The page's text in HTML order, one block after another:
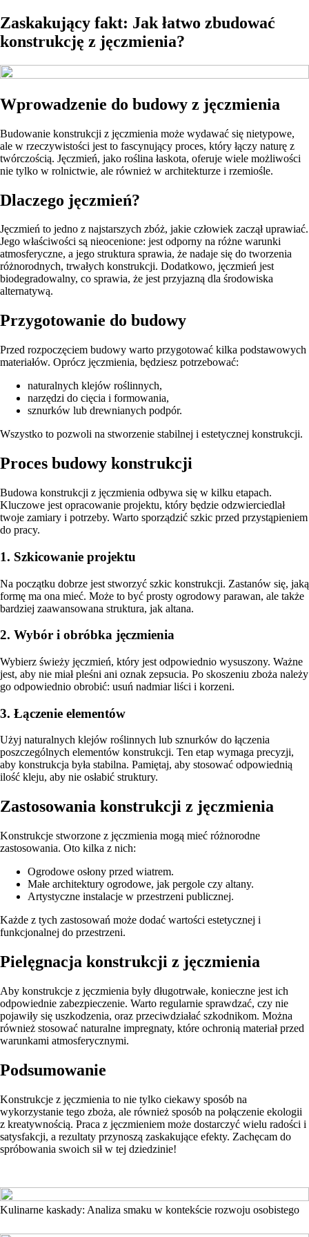
Zaskakujący fakt: Jak łatwo zbudować
konstrukcję z jęczmienia?
Wprowadzenie do budowy z jęczmienia
Budowanie konstrukcji z jęczmienia może wydawać się nietypowe,
ale w rzeczywistości jest to fascynujący proces, który łączy naturę z
twórczością. Jęczmień, jako roślina łaskota, oferuje wiele możliwości
nie tylko w rolnictwie, ale również w architekturze i rzemiośle.
Dlaczego jęczmień?
Jęczmień to jedno z najstarszych zbóż, jakie człowiek zaczął uprawiać.
Jego właściwości są nieocenione: jest odporny na różne warunki
atmosferyczne, a jego struktura sprawia, że nadaje się do tworzenia
różnorodnych, trwałych konstrukcji. Dodatkowo, jęczmień jest
biodegradowalny, co sprawia, że jest przyjazną dla środowiska
alternatywą.
Przygotowanie do budowy
Przed rozpoczęciem budowy warto przygotować kilka podstawowych
materiałów. Oprócz jęczmienia, będziesz potrzebować:
naturalnych klejów roślinnych,
narzędzi do cięcia i formowania,
sznurków lub drewnianych podpór.
Wszystko to pozwoli na stworzenie stabilnej i estetycznej konstrukcji.
Proces budowy konstrukcji
Budowa konstrukcji z jęczmienia odbywa się w kilku etapach.
Kluczowe jest opracowanie projektu, który będzie odzwierciedlał
twoje zamiary i potrzeby. Warto sporządzić szkic przed przystąpieniem
do pracy.
1. Szkicowanie projektu
Na początku dobrze jest stworzyć szkic konstrukcji. Zastanów się, jaką
formę ma ona mieć. Może to być prosty ogrodowy parawan, ale także
bardziej zaawansowana struktura, jak altana.
2. Wybór i obróbka jęczmienia
Wybierz świeży jęczmień, który jest odpowiednio wysuszony. Ważne
jest, aby nie miał pleśni ani oznak zepsucia. Po skoszeniu zboża należy
go odpowiednio obrobić: usuń nadmiar liści i korzeni.
3. Łączenie elementów
Użyj naturalnych klejów roślinnych lub sznurków do łączenia
poszczególnych elementów konstrukcji. Ten etap wymaga precyzji,
aby konstrukcja była stabilna. Pamiętaj, aby stosować odpowiednią
ilość kleju, aby nie osłabić struktury.
Zastosowania konstrukcji z jęczmienia
Konstrukcje stworzone z jęczmienia mogą mieć różnorodne
zastosowania. Oto kilka z nich:
Ogrodowe osłony przed wiatrem.
Małe architektury ogrodowe, jak pergole czy altany.
Artystyczne instalacje w przestrzeni publicznej.
Każde z tych zastosowań może dodać wartości estetycznej i
funkcjonalnej do przestrzeni.
Pielęgnacja konstrukcji z jęczmienia
Aby konstrukcje z jęczmienia były długotrwałe, konieczne jest ich
odpowiednie zabezpieczenie. Warto regularnie sprawdzać, czy nie
pojawiły się uszkodzenia, oraz przeciwdziałać szkodnikom. Można
również stosować naturalne impregnaty, które ochronią materiał przed
warunkami atmosferycznymi.
Podsumowanie
Konstrukcje z jęczmienia to nie tylko ciekawy sposób na
wykorzystanie tego zboża, ale również sposób na połączenie ekologii
z kreatywnością. Praca z jęczmieniem może dostarczyć wielu radości i
satysfakcji, a rezultaty przynoszą zaskakujące efekty. Zachęcam do
spróbowania swoich sił w tej dziedzinie!
Kulinarne kaskady: Analiza smaku w kontekście rozwoju osobistego